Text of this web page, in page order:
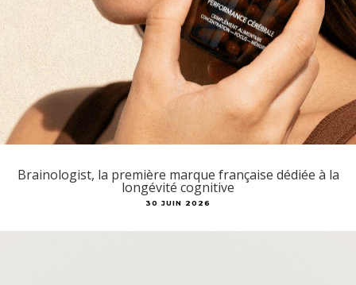
Brainologist, la première marque française dédiée à la
longévité cognitive
30 JUIN 2026